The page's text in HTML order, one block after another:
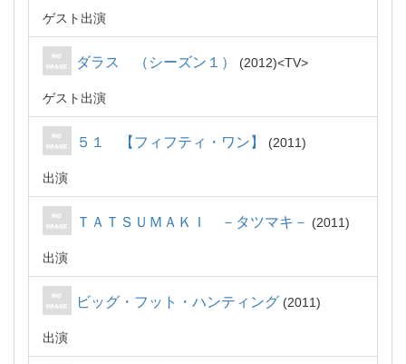
ゲスト出演
ダラス （シーズン１） 2012 TV
ゲスト出演
５１ 【フィフティ・ワン】 2011
出演
ＴＡＴＳＵＭＡＫＩ －タツマキ－ 2011
出演
ビッグ・フット・ハンティング 2011
出演